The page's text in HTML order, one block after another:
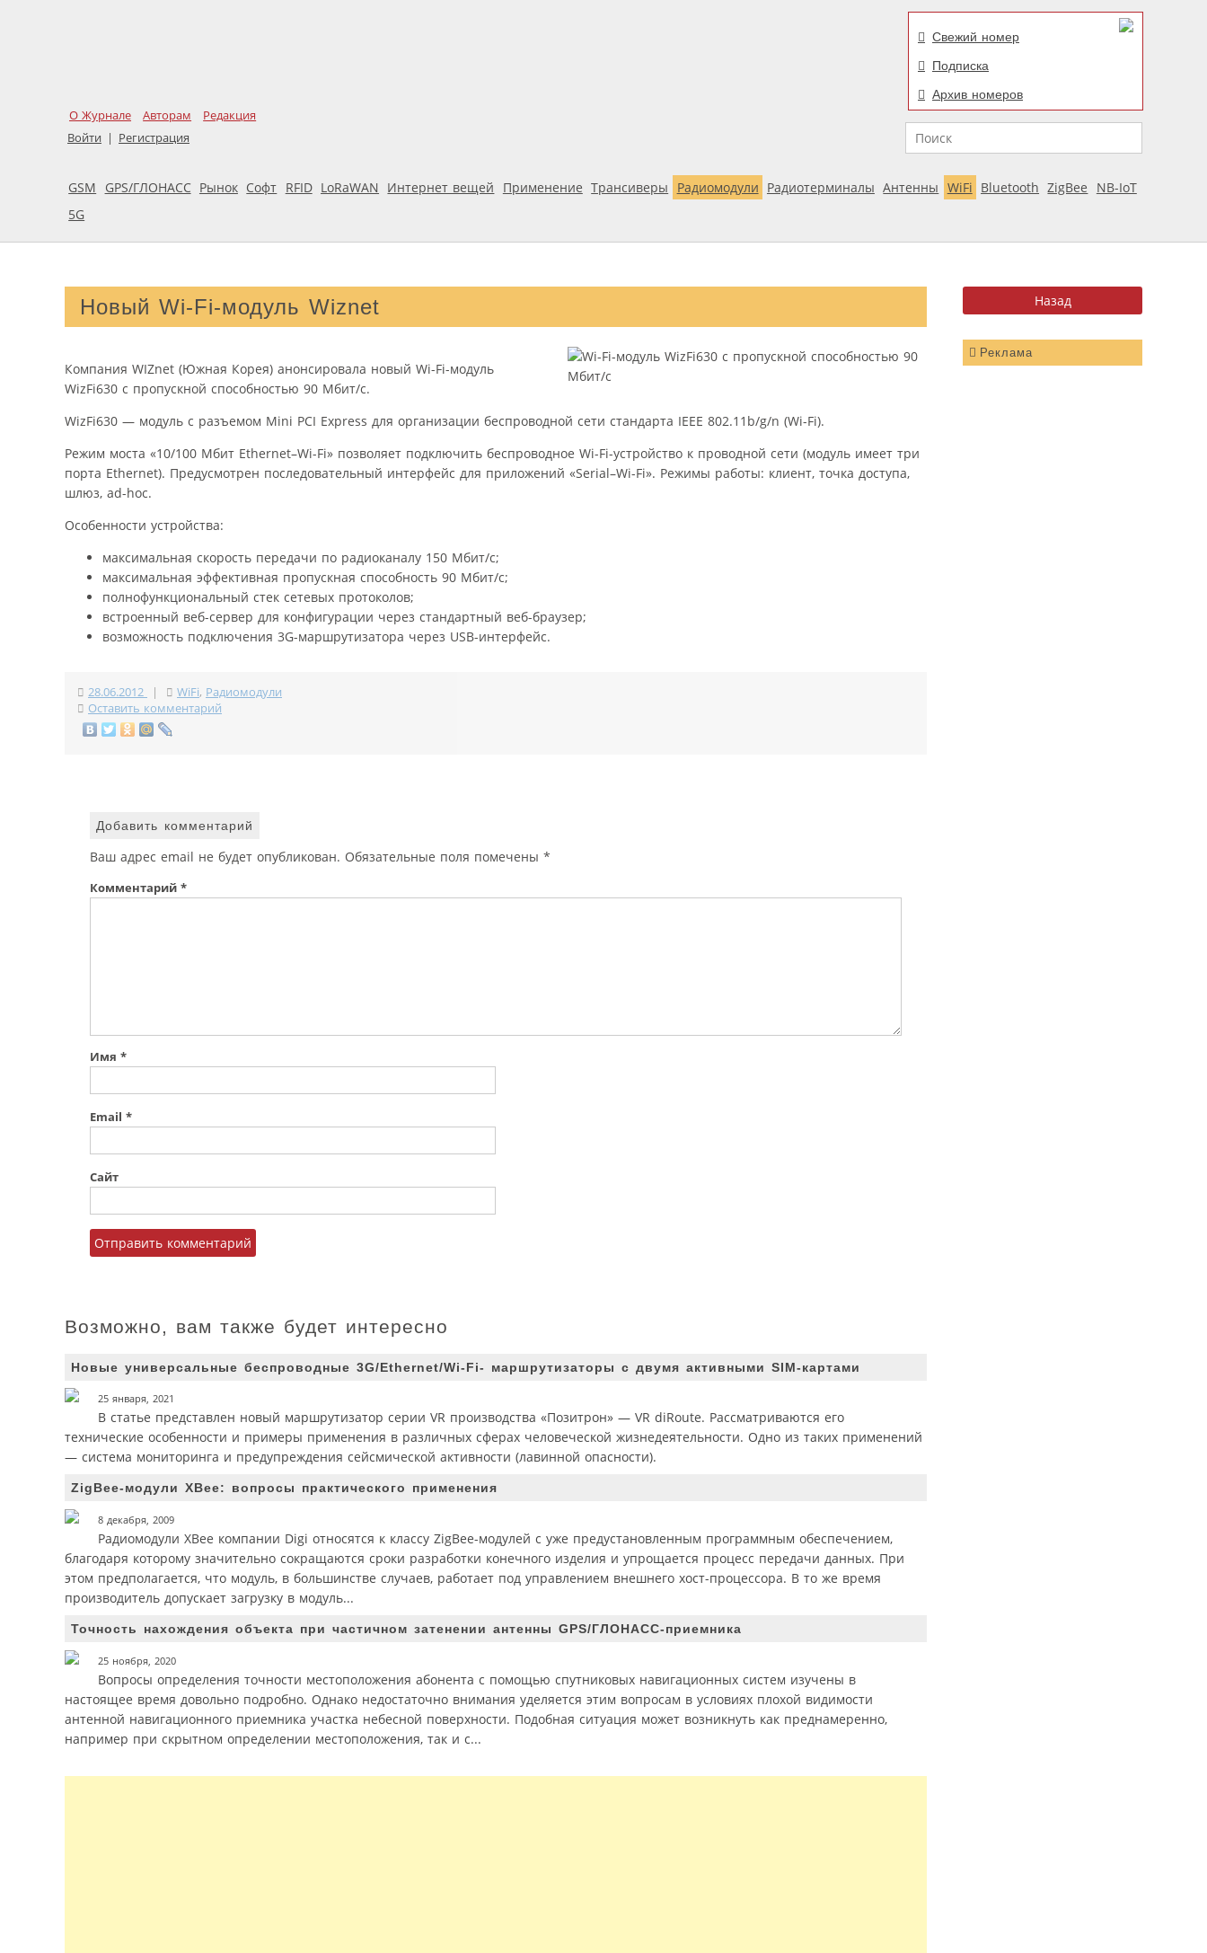
О Журнале Авторам
Редакция
Войти | Регистрация
Свежий номер
Подписка
Архив номеров
Поиск
GSM GPS/ГЛОНАСС Рынок Софт RFID LoRaWAN Интернет вещей Применение Трансиверы Радиомодули Радиотерминалы Антенны WiFi Bluetooth ZigBee
NB-IoT
5G
Реклама
Новый Wi-Fi-модуль Wiznet
Компания WIZnet (Южная Корея) анонсировала новый Wi-Fi-модуль
WizFi630 с пропускной способностью 90 Мбит/с.
WizFi630 — модуль с разъемом Mini PCI Express для организации беспроводной сети стандарта IEEE 802.11b/g/n (Wi-Fi).
Режим моста «10/100 Мбит Ethernet–Wi-Fi» позволяет подключить беспроводное Wi-Fi-устройство к проводной сети (модуль имеет три
порта Ethernet). Предусмотрен последовательный интерфейс для приложений «Serial–Wi-Fi». Режимы работы: клиент, точка доступа,
шлюз, ad-hoc.
Особенности устройства:
максимальная скорость передачи по радиоканалу 150 Мбит/с;
максимальная эффективная пропускная способность 90 Мбит/с;
полнофункциональный стек сетевых протоколов;
встроенный веб-сервер для конфигурации через стандартный веб-браузер;
возможность подключения 3G-маршрутизатора через USB-интерфейс.
28.06.2012 | WiFi, Радиомодули
Оставить комментарий
Добавить комментарий
Ваш адрес email не будет опубликован. Обязательные поля помечены *
Комментарий *
Имя *
Email *
Сайт
Возможно, вам также будет интересно
Новые универсальные беспроводные 3G/Ethernet/Wi-Fi- маршрутизаторы с двумя активными SIM-картами
25 января, 2021
В статье представлен новый маршрутизатор серии VR производства «Позитрон» — VR diRoute. Рассматриваются его
технические особенности и примеры применения в различных сферах человеческой жизнедеятельности. Одно из таких применений
— система мониторинга и предупреждения сейсмической активности (лавинной опасности).
ZigBee-модули XBee: вопросы практического применения
8 декабря, 2009
Радиомодули XBee компании Digi относятся к классу ZigBee-модулей с уже предустановленным программным обеспечением,
благодаря которому значительно сокращаются сроки разработки конечного изделия и упрощается процесс передачи данных. При
этом предполагается, что модуль, в большинстве случаев, работает под управлением внешнего хост-процессора. В то же время
производитель допускает загрузку в модуль...
Точность нахождения объекта при частичном затенении антенны GPS/ГЛОНАСС-приемника
25 ноября, 2020
Вопросы определения точности местоположения абонента с помощью спутниковых навигационных систем изучены в
настоящее время довольно подробно. Однако недостаточно внимания уделяется этим вопросам в условиях плохой видимости
антенной навигационного приемника участка небесной поверхности. Подобная ситуация может возникнуть как преднамеренно,
например при скрытном определении местоположения, так и с...